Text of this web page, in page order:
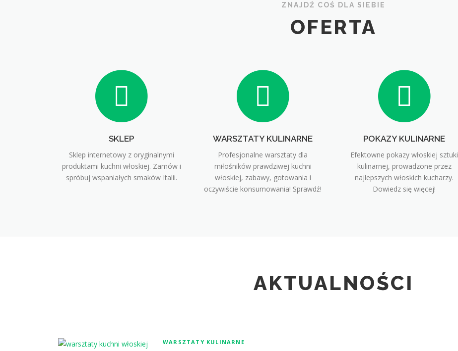
ZNAJDŹ COŚ DLA SIEBIE
OFERTA
SKLEP
Sklep internetowy z oryginalnymi
produktami kuchni włoskiej. Zamów i
spróbuj wspaniałych smaków Italii.
WARSZTATY KULINARNE
Profesjonalne warsztaty dla
miłośników prawdziwej kuchni
włoskiej, zabawy, gotowania i
oczywiście konsumowania! Sprawdź!
POKAZY KULINARNE
Efektowne pokazy włoskiej sztuki
kulinarnej, prowadzone przez
najlepszych włoskich kucharzy.
Dowiedz się więcej!
AKTUALNOŚCI
WARSZTATY KULINARNE